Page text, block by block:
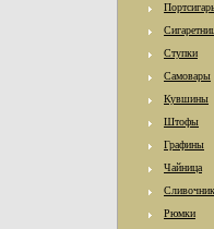
Ступки
Самовары
Кувшины
Штофы
Графины
Чайница
Сливочник
Рюмки